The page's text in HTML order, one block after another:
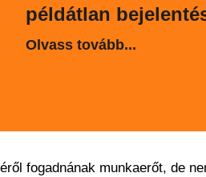
példátlan
Olvass tovább...
fogadnának munkaerőt, de